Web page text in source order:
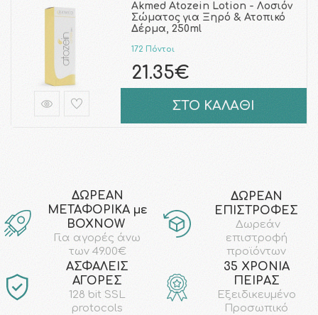
Akmed Atozein Lotion - Λοσιόν
Σώματος για Ξηρό & Ατοπικό
Δέρμα, 250ml
172 Πόντοι
21.35€
ΣΤΟ ΚΑΛΑΘΙ
ΔΩΡΕΑΝ
ΜΕΤΑΦΟΡΙΚΑ με
ΒΟΧΝΟW
Για αγορές άνω
των 49.00€
ΔΩΡΕΑΝ
ΕΠΙΣΤΡΟΦΕΣ
Δωρεάν
επιστροφή
προϊόντων
AΣΦΑΛΕΙΣ
ΑΓΟΡΕΣ
128 bit SSL
protocols
35 ΧΡΟΝΙΑ
ΠΕΙΡΑΣ
Εξειδικευμένο
Προσωπικό